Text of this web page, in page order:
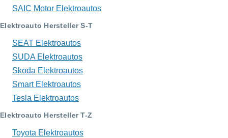
SAIC Motor Elektroautos
Elektroauto Hersteller S-T
SEAT Elektroautos
SUDA Elektroautos
Skoda Elektroautos
Smart Elektroautos
Tesla Elektroautos
Elektroauto Hersteller T-Z
Toyota Elektroautos